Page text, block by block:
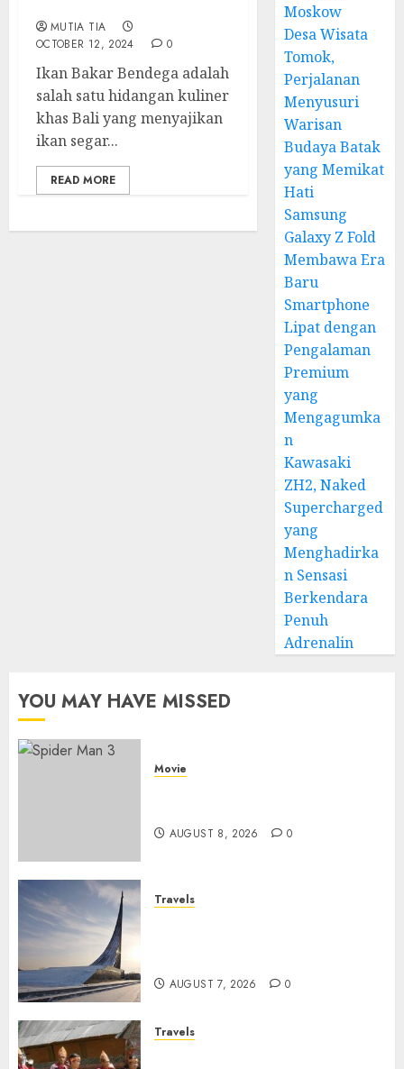
MUTIA TIA
OCTOBER 12, 2024
0
Ikan Bakar Bendega adalah
salah satu hidangan kuliner
khas Bali yang menyajikan
ikan segar...
READ MORE
Moskow
Desa Wisata
Tomok,
Perjalanan
Menyusuri
Warisan
Budaya Batak
yang Memikat
Hati
Samsung
Galaxy Z Fold
Membawa Era
Baru
Smartphone
Lipat dengan
Pengalaman
Premium
yang
Mengagumka
n
Kawasaki
ZH2, Naked
Supercharged
yang
Menghadirka
n Sensasi
Berkendara
Penuh
Adrenalin
YOU MAY HAVE MISSED
Movie
AUGUST 8, 2026 0
Travels
AUGUST 7, 2026 0
Travels